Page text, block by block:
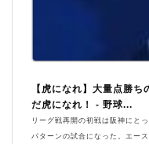
【虎になれ】大量点勝
だ虎になれ！ - 野球...
リーグ戦再開の初戦は阪神にと
パターンの試合になった。エー